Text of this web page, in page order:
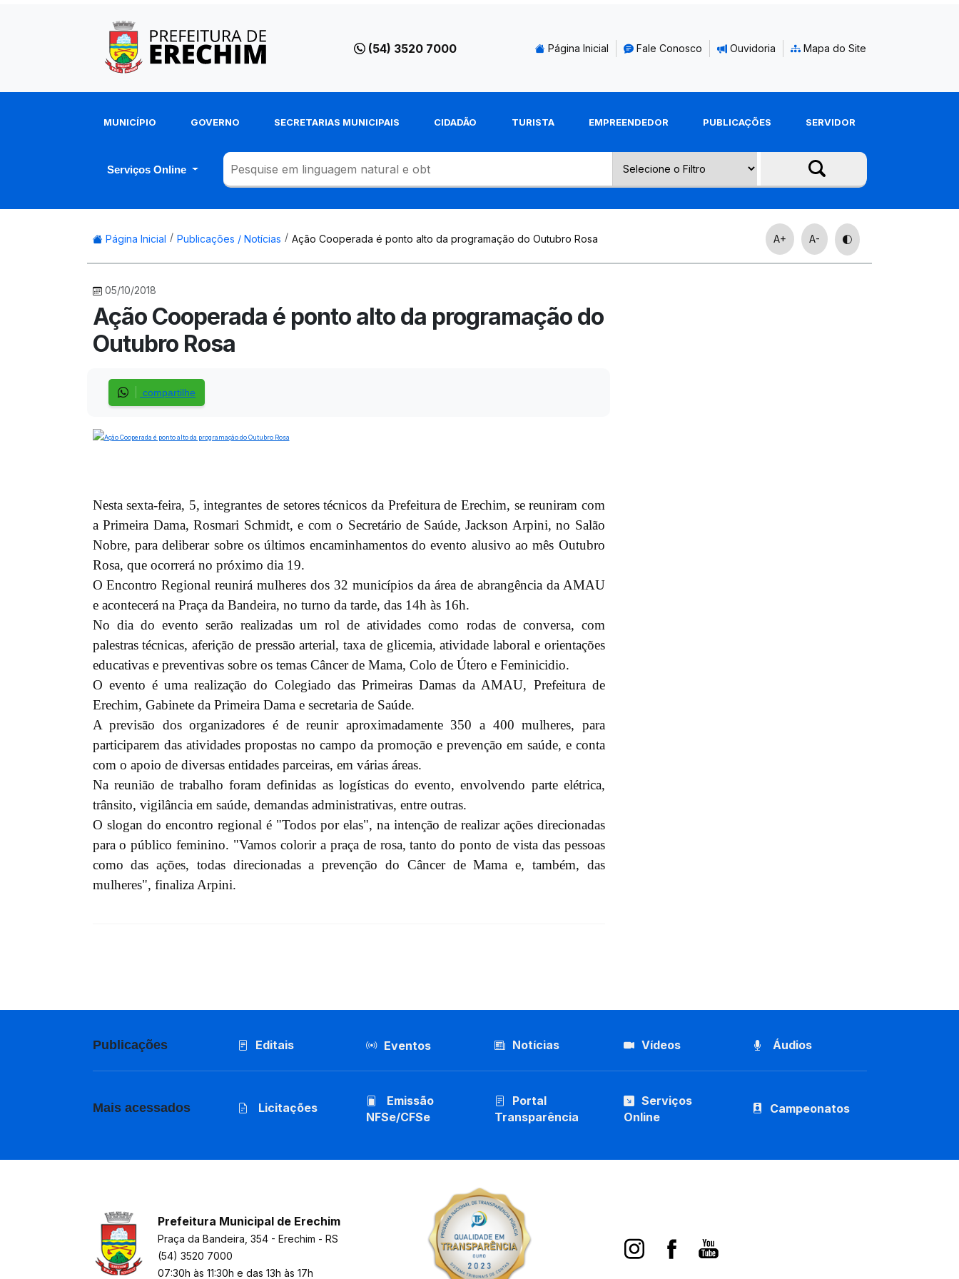
(54) 3520 7000 Página Inicial Fale Conosco Ouvidoria Mapa do Site
MUNICÍPIO GOVERNO SECRETARIAS MUNICIPAIS CIDADÃO TURISTA EMPREENDEDOR PUBLICAÇÕES SERVIDOR
Serviços Online
Página Inicial Publicações / Notícias Ação Cooperada é ponto alto da programação do Outubro Rosa A+ A-
05/10/2018
Ação Cooperada é ponto alto da programação do
Outubro Rosa
compartilhe
Nesta sexta-feira, 5, integrantes de setores técnicos da Prefeitura de Erechim, se reuniram com
a Primeira Dama, Rosmari Schmidt, e com o Secretário de Saúde, Jackson Arpini, no Salão
Nobre, para deliberar sobre os últimos encaminhamentos do evento alusivo ao mês Outubro
Rosa, que ocorrerá no próximo dia 19.
O Encontro Regional reunirá mulheres dos 32 municípios da área de abrangência da AMAU
e acontecerá na Praça da Bandeira, no turno da tarde, das 14h às 16h.
No dia do evento serão realizadas um rol de atividades como rodas de conversa, com
palestras técnicas, aferição de pressão arterial, taxa de glicemia, atividade laboral e orientações
educativas e preventivas sobre os temas Câncer de Mama, Colo de Útero e Feminicidio.
O evento é uma realização do Colegiado das Primeiras Damas da AMAU, Prefeitura de
Erechim, Gabinete da Primeira Dama e secretaria de Saúde.
A previsão dos organizadores é de reunir aproximadamente 350 a 400 mulheres, para
participarem das atividades propostas no campo da promoção e prevenção em saúde, e conta
com o apoio de diversas entidades parceiras, em várias áreas.
Na reunião de trabalho foram definidas as logísticas do evento, envolvendo parte elétrica,
trânsito, vigilância em saúde, demandas administrativas, entre outras.
O slogan do encontro regional é "Todos por elas", na intenção de realizar ações direcionadas
para o público feminino. "Vamos colorir a praça de rosa, tanto do ponto de vista das pessoas
como das ações, todas direcionadas a prevenção do Câncer de Mama e, também, das
mulheres", finaliza Arpini.
Publicações Editais Eventos Notícias Vídeos Áudios
Mais acessados Licitações
Emissão
NFSe/CFSe
Portal
Transparência
Serviços
Online
Campeonatos
Prefeitura Municipal de Erechim
Praça da Bandeira, 354 - Erechim - RS
(54) 3520 7000
07:30h às 11:30h e das 13h às 17h